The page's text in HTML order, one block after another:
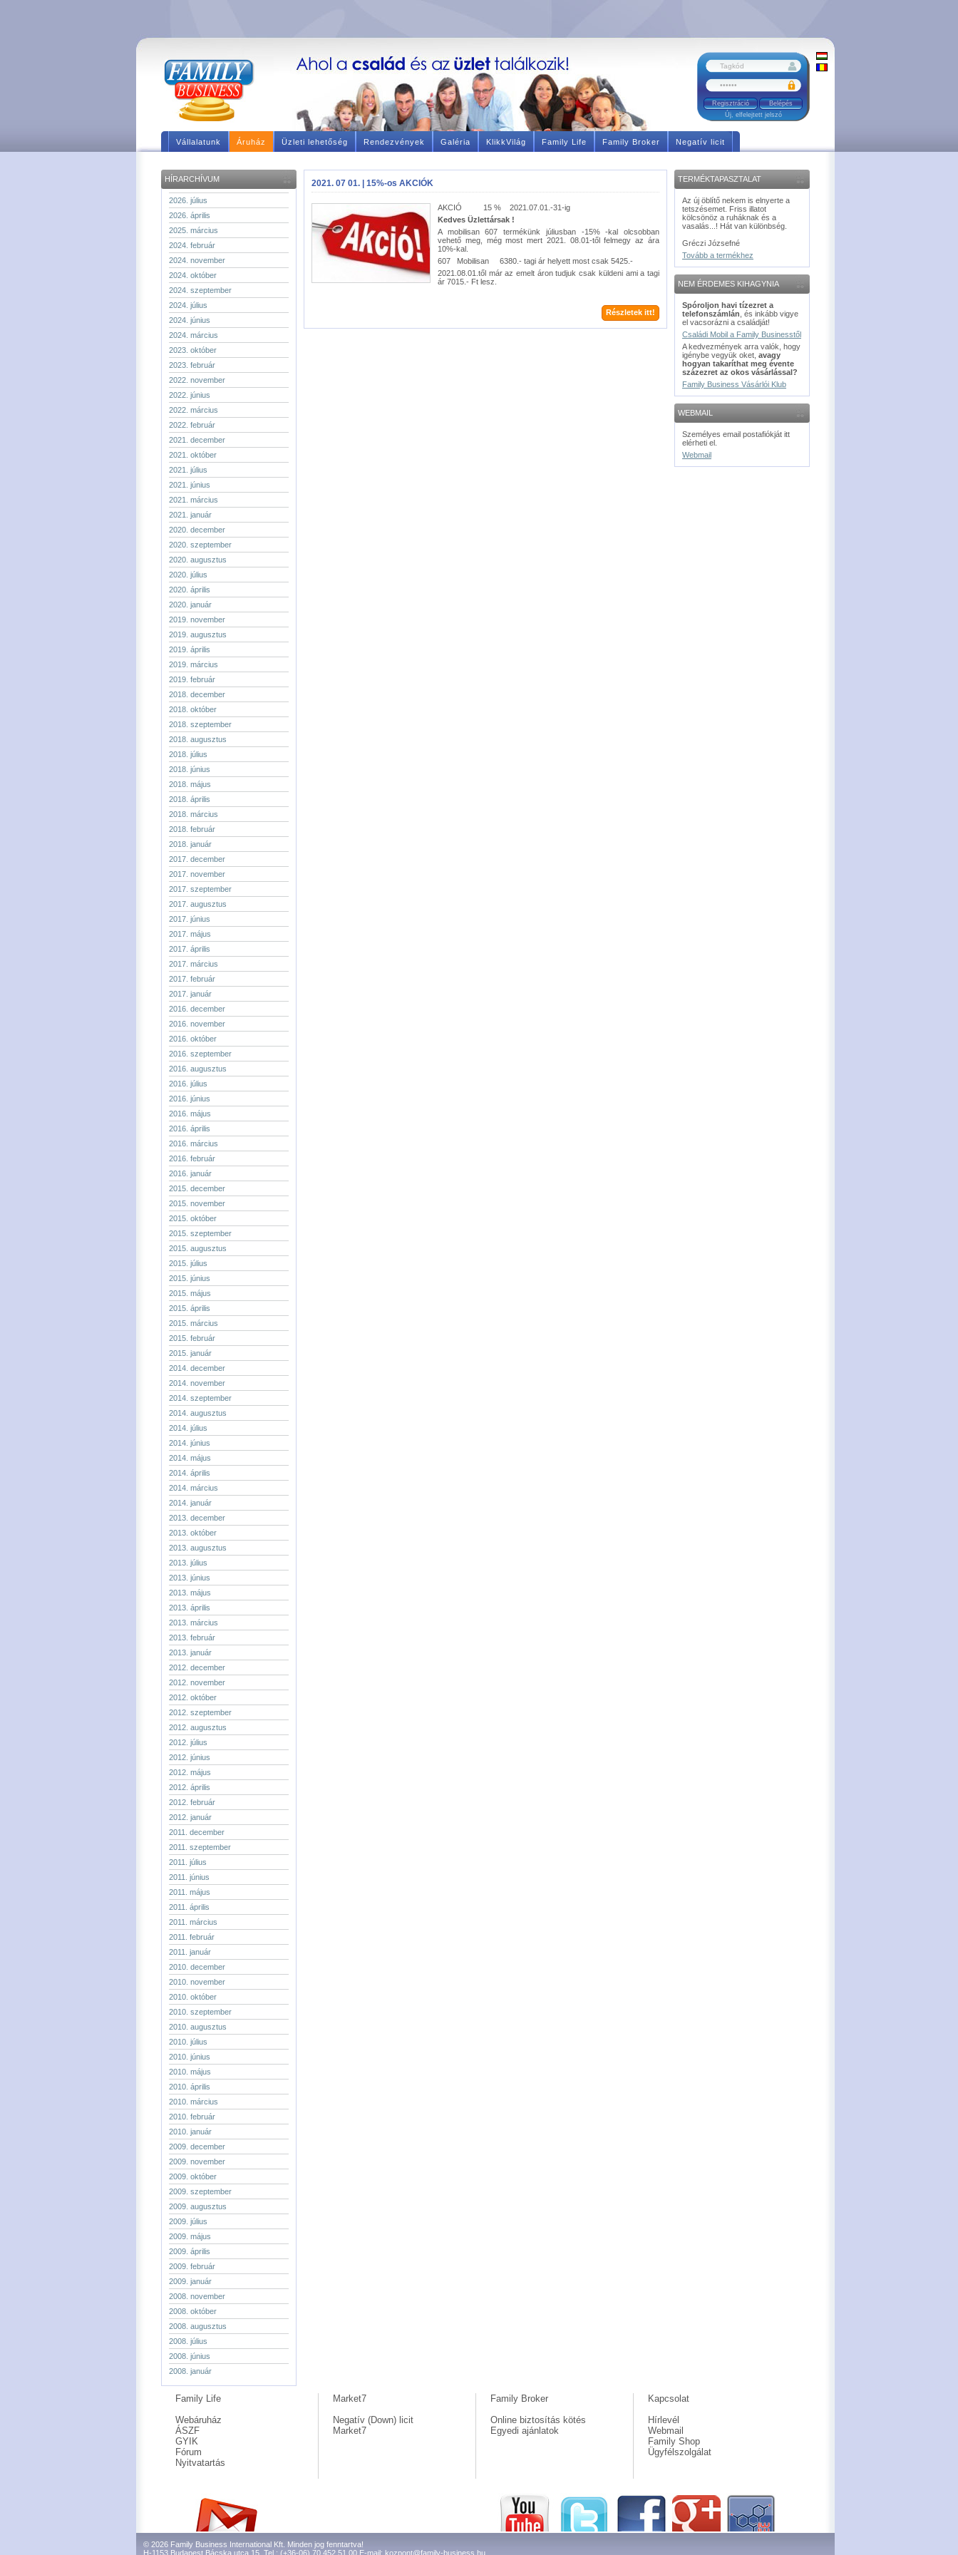
Regisztráció
Új, elfelejtett jelszó
Vállalatunk Áruház Üzleti lehetőség Rendezvények Galéria KlikkVilág Family Life Family Broker Negatív licit
HÍRARCHÍVUM
2026. július
2026. április
2025. március
2024. február
2024. november
2024. október
2024. szeptember
2024. július
2024. június
2024. március
2023. október
2023. február
2022. november
2022. június
2022. március
2022. február
2021. december
2021. október
2021. július
2021. június
2021. március
2021. január
2020. december
2020. szeptember
2020. augusztus
2020. július
2020. április
2020. január
2019. november
2019. augusztus
2019. április
2019. március
2019. február
2018. december
2018. október
2018. szeptember
2018. augusztus
2018. július
2018. június
2018. május
2018. április
2018. március
2018. február
2018. január
2017. december
2017. november
2017. szeptember
2017. augusztus
2017. június
2017. május
2017. április
2017. március
2017. február
2017. január
2016. december
2016. november
2016. október
2016. szeptember
2016. augusztus
2016. július
2016. június
2016. május
2016. április
2016. március
2016. február
2016. január
2015. december
2015. november
2015. október
2015. szeptember
2015. augusztus
2015. július
2015. június
2015. május
2015. április
2015. március
2015. február
2015. január
2014. december
2014. november
2014. szeptember
2014. augusztus
2014. július
2014. június
2014. május
2014. április
2014. március
2014. január
2013. december
2013. október
2013. augusztus
2013. július
2013. június
2013. május
2013. április
2013. március
2013. február
2013. január
2012. december
2012. november
2012. október
2012. szeptember
2012. augusztus
2012. július
2012. június
2012. május
2012. április
2012. február
2012. január
2011. december
2011. szeptember
2011. július
2011. június
2011. május
2011. április
2011. március
2011. február
2011. január
2010. december
2010. november
2010. október
2010. szeptember
2010. augusztus
2010. július
2010. június
2010. május
2010. április
2010. március
2010. február
2010. január
2009. december
2009. november
2009. október
2009. szeptember
2009. augusztus
2009. július
2009. május
2009. április
2009. február
2009. január
2008. november
2008. október
2008. augusztus
2008. július
2008. június
2008. január
2021. 07 01. | 15%-os AKCIÓK
AKCIÓ 15 % 2021.07.01.-31-ig
Kedves Üzlettársak !
A mobilisan 607 termékünk júliusban -15% -kal olcsobban
vehető meg, még most mert 2021. 08.01-től felmegy az ára
10%-kal.
607 Mobilisan 6380.- tagi ár helyett most csak 5425.-
2021.08.01.től már az emelt áron tudjuk csak küldeni ami a tagi
ár 7015.- Ft lesz.
Részletek itt!
TERMÉKTAPASZTALAT
Az új öblítő nekem is elnyerte a
tetszésemet. Friss illatot
kölcsönöz a ruháknak és a
vasalás...! Hát van különbség.
Gréczi Józsefné
Tovább a termékhez
NEM ÉRDEMES KIHAGYNIA
Spóroljon havi tízezret a
telefonszámlán , és inkább vigye
el vacsorázni a családját!
Családi Mobil a Family Businesstől
A kedvezmények arra valók, hogy
igénybe vegyük oket, avagy
hogyan takaríthat meg évente
százezret az okos vásárlással?
Family Business Vásárlói Klub
WEBMAIL
Személyes email postafiókját itt
elérheti el.
Webmail
Family Life
Webáruház
ÁSZF
GYIK
Fórum
Nyitvatartás
Market7
Negatív (Down) licit
Market7
Family Broker
Online biztosítás kötés
Egyedi ajánlatok
Kapcsolat
Hírlevél
Webmail
Family Shop
Ügyfélszolgálat
© 2026 Family Business International Kft. Minden jog fenntartva!
H-1153 Budapest Bácska utca 15. Tel.: (+36-06) 70 452 51 00 E-mail: kozpont@family-business.hu